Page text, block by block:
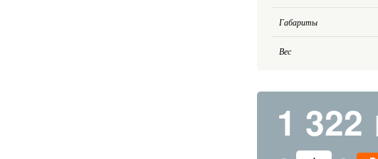
Габариты
Вес
1 322